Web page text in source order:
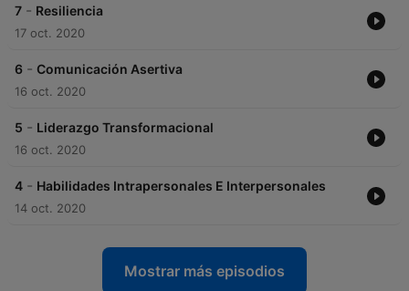
7 - Resiliencia
17 oct. 2020
6 - Comunicación Asertiva
16 oct. 2020
5 - Liderazgo Transformacional
16 oct. 2020
4 - Habilidades Intrapersonales E Interpersonales
14 oct. 2020
Mostrar más episodios